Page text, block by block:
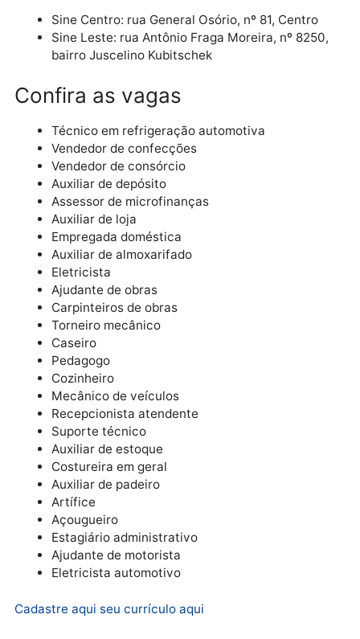
endereços do Sine. O atendimento é das 07h30 às
13h30.
Endereços Sine
Sine Centro: rua General Osório, nº 81, Centro
Sine Leste: rua Antônio Fraga Moreira, nº
bairro Juscelino Kubitschek
Confira as vagas
Técnico em refrigeração automotiva
Vendedor de confecções
Vendedor de consórcio
Auxiliar de depósito
Assessor de microfinanças
Auxiliar de loja
Empregada doméstica
Auxiliar de almoxarifado
Eletricista
Ajudante de obras
Carpinteiros de obras
Torneiro mecânico
Caseiro
Pedagogo
Cozinheiro
Mecânico de veículos
Recepcionista atendente
Auxiliar de estoque